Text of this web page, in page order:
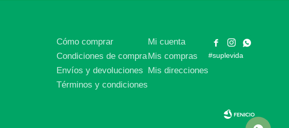
Cómo comprar
Condiciones de compra
Envíos y devoluciones
Términos y condiciones
Mi cuenta
Mis compras
Mis direcciones
 

#suplevida